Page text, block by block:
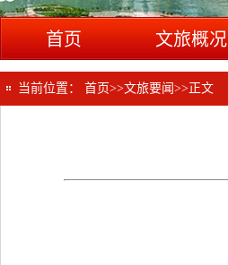
首页 文旅概况
当前位置： 首页>>文旅要闻 >> 正文